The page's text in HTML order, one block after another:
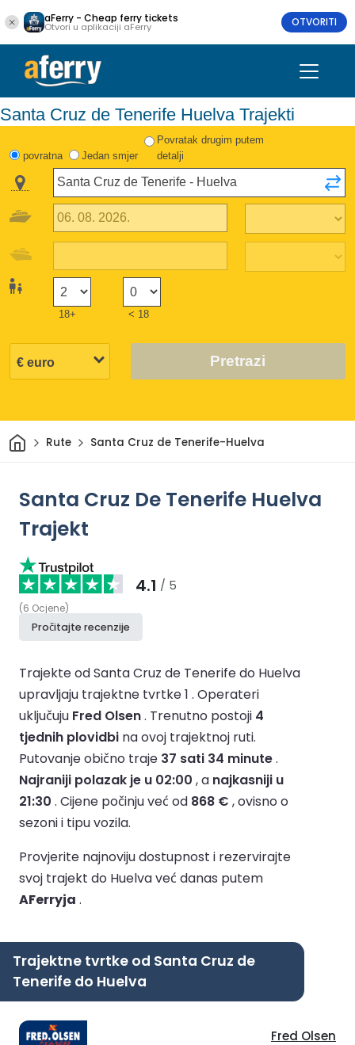
aFerry - Cheap ferry tickets
Otvori u aplikaciji aFerry OTVORITI
Santa Cruz de Tenerife Huelva Trajekti
povratna Jedan smjer
Povratak drugim putem
detalji
18+ < 18
Pretrazi
DomRute Santa Cruz de Tenerife-Huelva
Santa Cruz De Tenerife Huelva
Trajekt
4.1 / 5
(6 Ocjene)
Pročitajte recenzije
Trajekte od Santa Cruz de Tenerife do Huelva
upravljaju trajektne tvrtke 1 . Operateri
uključuju Fred Olsen. Trenutno postoji 4
tjednih plovidbi na ovoj trajektnoj ruti.
Putovanje obično traje 37 sati 34 minute.
Najraniji polazak je u 02:00 , a najkasniji u
21:30 . Cijene počinju već od 868 € , ovisno o
sezoni i tipu vozila.
Provjerite najnoviju dostupnost i rezervirajte
svoj trajekt do Huelva već danas putem
AFerryja .
Trajektne tvrtke od Santa Cruz de
Tenerife do Huelva
Fred Olsen